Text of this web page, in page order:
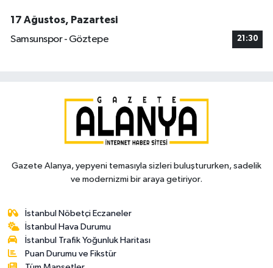
17 Ağustos, Pazartesi
Samsunspor - Göztepe
21:30
Gazete Alanya, yepyeni temasıyla sizleri buluştururken, sadelik
ve modernizmi bir araya getiriyor.
İstanbul Nöbetçi Eczaneler
İstanbul Hava Durumu
İstanbul Trafik Yoğunluk Haritası
Puan Durumu ve Fikstür